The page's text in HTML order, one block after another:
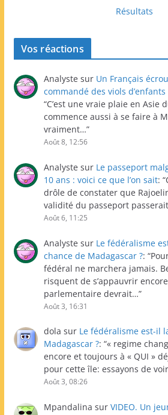
Résultats
Vos réactions
Analyste sur Un Français
commandé des viols
“C’est une vraie plaie en Asie
commence aussi à se faire à
vraiment…”
Août 8, 12:56
Analyste sur Le passeport
10 ans : voici ce que l’on sait: “
drôle de constater que
validité du passeport
Août 6, 11:25
Analyste sur Le fédéralisme
chance de Madagascar ?: “
fédéral ne marchera jamais.
risquent de s’appauvrir
parlementaire devrait…”
Août 3, 16:31
dola sur Le fédéralisme est-il
Madagascar ?: “« regime
encore et toujours à « QUI »
pour cette île: essayons de
Août 3, 08:26
Mpandalina sur VIDEO. Un